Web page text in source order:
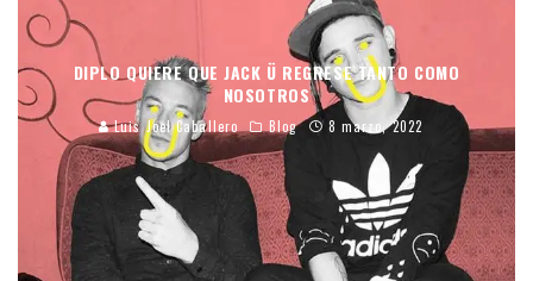
DIPLO QUIERE QUE JACK Ü REGRESE TANTO COMO
NOSOTROS
Luis Joel Caballero Blog 8 marzo, 2022